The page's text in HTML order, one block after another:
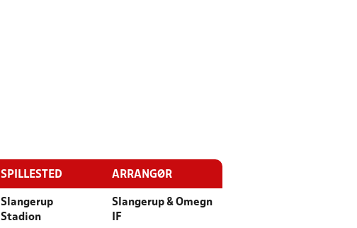
SPILLESTED ARRANGØR
Slangerup
Stadion
Slangerup & Omegn
IF